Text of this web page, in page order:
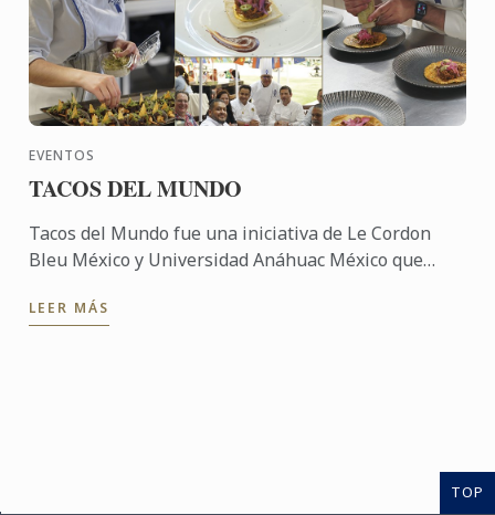
EVENTOS
TACOS DEL MUNDO
Tacos del Mundo fue una iniciativa de Le Cordon
Bleu México y Universidad Anáhuac México que
gastronomía, ...
LEER MÁS
TOP